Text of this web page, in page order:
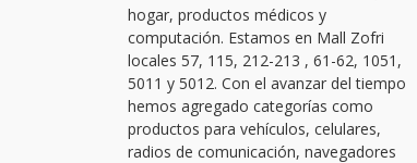
hogar, productos médicos y
computación. Estamos en Mall Zofri
locales 57, 115, 212-213 , 61-62, 1051,
5011 y 5012. Con el avanzar del tiempo
hemos agregado categorías como
productos para vehículos, celulares,
radios de comunicación, navegadores